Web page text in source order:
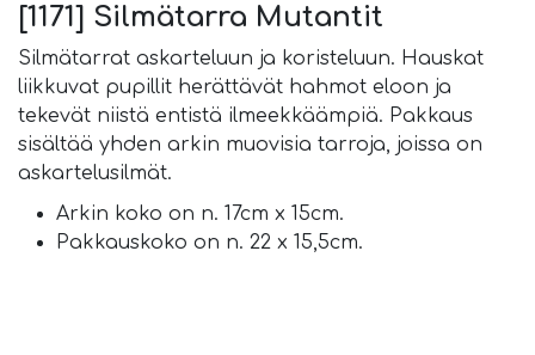
[1171] Silmätarra Mutantit
Silmätarrat askarteluun ja koristeluun. Hauskat
liikkuvat pupillit herättävät hahmot eloon ja
tekevät niistä entistä ilmeekkäämpiä. Pakkaus
sisältää yhden arkin muovisia tarroja, joissa on
askartelusilmät.
Arkin koko on n. 17cm x 15cm.
Pakkauskoko on n. 22 x 15,5cm.